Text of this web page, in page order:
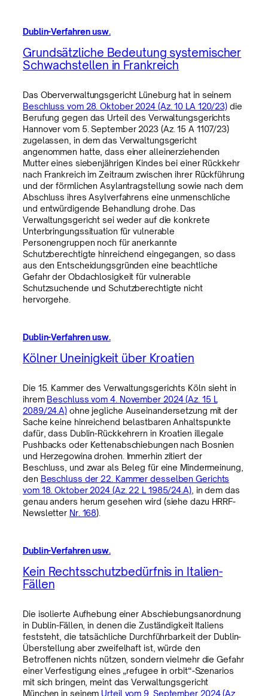
Dublin-Verfahren usw.
Grundsätzliche Bedeutung systemischer
Schwachstellen in Frankreich
Das Oberverwaltungsgericht Lüneburg hat in seinem
Beschluss vom 28. Oktober 2024 (Az. 10 LA 120/23) die
Berufung gegen das Urteil des Verwaltungsgerichts
Hannover vom 5. September 2023 (Az. 15 A 1107/23)
zugelassen, in dem das Verwaltungsgericht
angenommen hatte, dass einer alleinerziehenden
Mutter eines siebenjährigen Kindes bei einer Rückkehr
nach Frankreich im Zeitraum zwischen ihrer Rückführung
und der förmlichen Asylantragstellung sowie nach dem
Abschluss ihres Asylverfahrens eine unmenschliche
und entwürdigende Behandlung drohe. Das
Verwaltungsgericht sei weder auf die konkrete
Unterbringungssituation für vulnerable
Personengruppen noch für anerkannte
Schutzberechtigte hinreichend eingegangen, so dass
aus den Entscheidungsgründen eine beachtliche
Gefahr der Obdachlosigkeit für vulnerable
Schutzsuchende und Schutzberechtigte nicht
hervorgehe.
Dublin-Verfahren usw.
Kölner Uneinigkeit über Kroatien
Die 15. Kammer des Verwaltungsgerichts Köln sieht in
ihrem Beschluss vom 4. November 2024 (Az. 15 L
2089/24.A) ohne jegliche Auseinandersetzung mit der
Sache keine hinreichend belastbaren Anhaltspunkte
dafür, dass Dublin-Rückkehrern in Kroatien illegale
Pushbacks oder Kettenabschiebungen nach Bosnien
und Herzegowina drohen. Immerhin zitiert der
Beschluss, und zwar als Beleg für eine Mindermeinung,
den Beschluss der 22. Kammer desselben Gerichts
vom 18. Oktober 2024 (Az. 22 L 1985/24.A), in dem das
genau anders herum gesehen wird (siehe dazu HRRF-
Newsletter Nr. 168).
Dublin-Verfahren usw.
Kein Rechtsschutzbedürfnis in Italien-
Fällen
Die isolierte Aufhebung einer Abschiebungsanordnung
in Dublin-Fällen, in denen die Zuständigkeit Italiens
feststeht, die tatsächliche Durchführbarkeit der Dublin-
Überstellung aber zweifelhaft ist, würde den
Betroffenen nichts nützen, sondern vielmehr die Gefahr
einer Verfestigung eines „refugee in orbit“-Szenarios
mit sich bringen, meint das Verwaltungsgericht
München in seinem Urteil vom 9. September 2024 (Az.